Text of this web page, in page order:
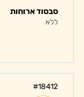
סבסוד ארוחות
ללא
#18412